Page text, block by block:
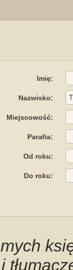
Imię:
Nazwisko:
Miejscowość:
Parafia:
Od roku:
Do roku: